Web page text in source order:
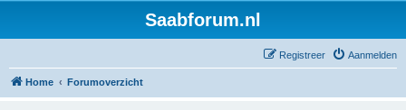
Saabforum.nl
Aanmelden
Registreer
Home Forumoverzicht